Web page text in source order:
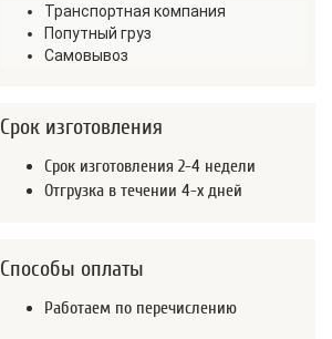
Транспортная компания
Попутный груз
Самовывоз
Срок изготовления
Срок изготовления 2-4 недели
Отгрузка в течении 4-х дней
Способы оплаты
Работаем по перечислению